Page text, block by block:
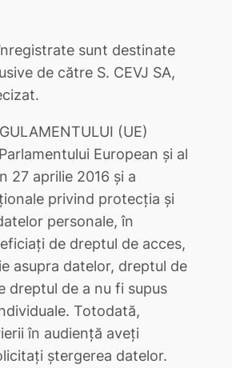
sunt destinate
de către S. CEVJ SA,
(UE)
European și al
27 aprilie 2016 și a
privind protecția și
personale, în
de dreptul de acces,
asupra datelor, dreptul de
dreptul de a nu fi supus
Totodată,
în audiență aveți
ștergerea datelor.